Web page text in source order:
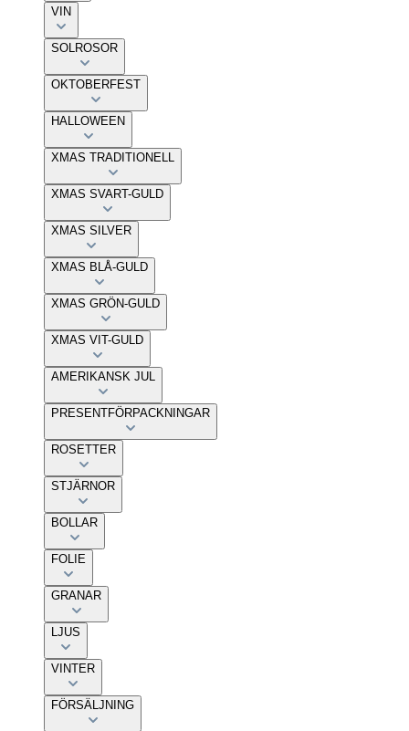
VIN
SOLROSOR
OKTOBERFEST
HALLOWEEN
XMAS TRADITIONELL
XMAS SVART-GULD
XMAS SILVER
XMAS BLÅ-GULD
XMAS GRÖN-GULD
XMAS VIT-GULD
AMERIKANSK JUL
PRESENTFÖRPACKNINGAR
ROSETTER
STJÄRNOR
BOLLAR
FOLIE
GRANAR
LJUS
VINTER
FÖRSÄLJNING